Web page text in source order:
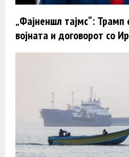
„Фајненшл тајмс“: Трамп
војната и договорот со